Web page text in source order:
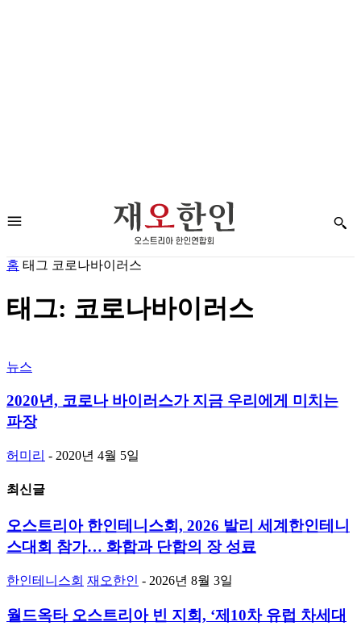
홈 태그 코로나바이러스
태그: 코로나바이러스
뉴스
2020년, 코로나 바이러스가 지금 우리에게 미치는
파장
허미리 - 2020년 4월 5일
최신글
오스트리아 한인테니스회, 2026 발리 세계한인테니
스대회 참가… 화합과 단합의 장 성료
한인테니스회 재오한인 - 2026년 8월 3일
월드옥타 오스트리아 빈 지회, ‘제10차 유럽 차세대